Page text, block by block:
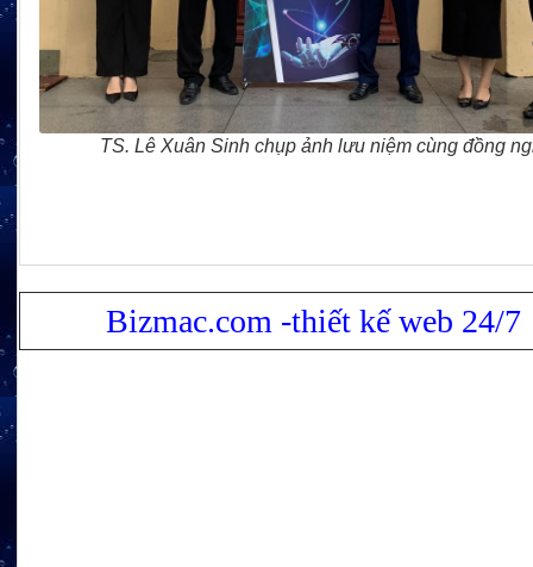
TS. Lê Xuân Sinh chụp ảnh lưu niệm cùng đồng
Bizmac.com -thiết kế web 24/7